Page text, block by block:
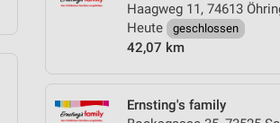
Haagweg 11, 74613
Heute
geschlossen
42,07 km
Ernsting's family